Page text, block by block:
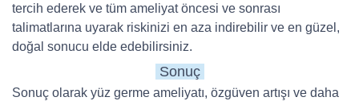
tercih ederek ve tüm ameliyat öncesi ve sonrası
talimatlarına uyarak riskinizi en aza indirebilir ve en güzel,
doğal sonucu elde edebilirsiniz.
Sonuç
Sonuç olarak yüz germe ameliyatı, özgüven artışı ve daha